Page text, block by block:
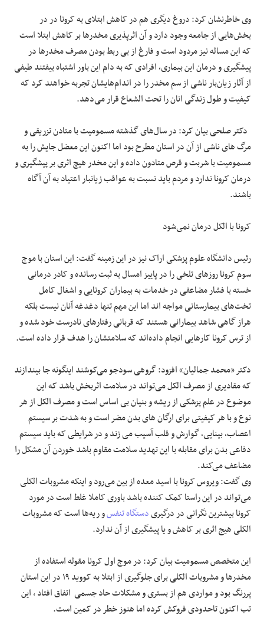
وی خاطرنشان کرد: دروغ دیگری هم در کاهش ابتلای به کرونا در در
بخش‌هایی از جامعه وجود دارد و آن اثرپذیری مخدرها بر کاهش ابتلا است
که این مساله نیز مردود است و فارغ از بی ربط بودن مصرف مخدرها در
پیشگیری و درمان این بیماری، افرادی که به دام این باور اشتباه بیفتند طیفی
از آثار زیان‌بار ناشی از سم مخدر را در اندام‌هایشان تجربه خواهند کرد که
کیفیت و طول زندگی انان را تحت الشعاع قرار می‌دهد.
دکتر صلحی بیان کرد: در سال‌های گذشته مسمومیت با متادن تزریقی و
مرگ های ناشی از آن در استان مطرح بود اما اکنون این معضل جایش را به
مسمومیت با شربت و قرص متادون داده و این مخدر هیچ اثری بر پیشگیری و
درمان کرونا ندارد و مردم باید نسبت به عواقب زیانبار اعتیاد به آن آگاه
باشند.
کرونا با الکل درمان نمی‌شود
رئیس دانشگاه علوم پزشکی اراک نیز در این زمینه گفت: این استان با موج
سوم کرونا روزهای تلخی را در پاییز امسال به ثبت رسانده و کادر درمانی
خسته با فشار مضاعفی در خدمات به بیماران کرونایی و اشغال کامل
تخت‌های بیمارستانی مواجه‌ اند اما این مهم تنها دغدغه آنان نیست بلکه
هراز گاهی شاهد بیمارانی هستند که قربانی رفتارهای نادرست خود شده و
از ترس کرونا کارهایی انجام داده‌اند که سلامتشان را هدف قرار داده است.
دکتر «محمد جمالیان» افزود: گروهی سودجو می‌کوشند اینگونه جا بیندازند
که مقادیری از مصرف الکل می‌تواند در سلامت اثربخش باشد که این
موضوع در علم پزشکی از ریشه و بنیان بی اساس است و مصرف الکل از هر
نوع و با هر کیفیتی برای ارگان های بدن مضر است و به شدت بر سیستم
اعصاب، بینایی، گوارش و قلب آسیب می زند و در شرایطی که باید سیستم
دفاعی بدن برای مقابله با این تهدید سلامت مقاوم باشد خوردن آن مشکل را
مضاعف می‌کند.
وی گفت: ویروس کرونا با اسید معده از بین می‌رود و اینکه مشروبات الکلی
می‌تواند در این راستا کمک کننده باشد باوری کاملا غلط است در مورد
کرونا بیشترین نگرانی در درگیریدستگاه تنفسو ریه‌ها است که مشروبات
الکلی هیج اثری بر کاهش و یا پیشگیری از آن ندارد.
این متخصص مسمومیت بیان کرد: در موج اول کرونا مقوله استفاده از
مخدرها و مشروبات الکلی برای جلوگیری از ابتلا به کووید ۱۹ در این استان
پررنگ بود و مواردی هم از بستری و مشکلات حاد جسمی اتفاق افتاد ، این
تب اکنون تاحدودی فروکش کرده اما هنوز خطر در کمین است.